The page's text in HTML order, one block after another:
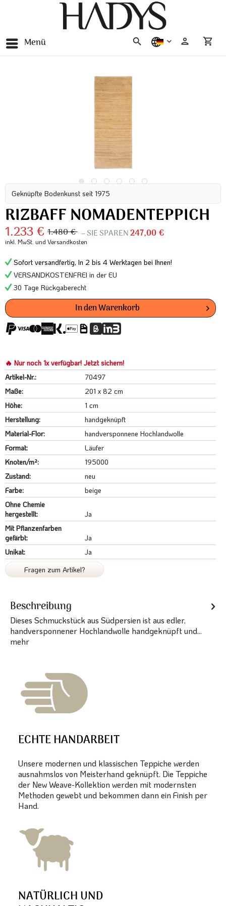
Menü deutsch
Geknüpfte Bodenkunst seit 1975
RIZBAFF NOMADENTEPPICH
1.233 € 1.480 € – SIE SPAREN247,00 €
inkl. MwSt. und Versandkosten
Sofort versandfertig, In 2 bis 4 Werktagen bei Ihnen!
VERSANDKOSTENFREI in der EU
30 Tage Rückgaberecht
In denWarenkorb
🔥 Nur noch 1x verfügbar! Jetzt sichern!
Artikel-Nr.:
70497
Maße:
201 x 82 cm
Höhe:
1 cm
Herstellung:
handgeknüpft
Material-Flor:
handversponnene Hochlandwolle
Format:
Läufer
Knoten/m²:
195000
Zustand:
neu
Farbe:
beige
Ohne Chemie
hergestellt:
Ja
Mit Pflanzenfarben
gefärbt:
Ja
Unikat:
Ja
Fragen zum Artikel?
Beschreibung
Dieses Schmuckstück aus Südpersien ist aus edler,
handversponnener Hochlandwolle handgeknüpft und...
mehr
ECHTE HANDARBEIT
Unsere modernen und klassischen Teppiche werden
ausnahmslos von Meisterhand geknüpft. Die Teppiche
der New Weave-Kollektion werden mit modernsten
Methoden gewebt und bekommen dann ein Finish per
Hand.
NATÜRLICH UND